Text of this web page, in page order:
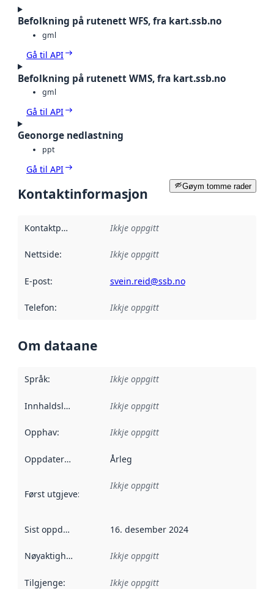
Befolkning på rutenett WFS, fra kart.ssb.no
gml
Gå til API
Befolkning på rutenett WMS, fra kart.ssb.no
gml
Gå til API
Geonorge nedlastning
ppt
Gå til API
Gøym tomme rader
Kontaktinformasjon
Kontaktpunkt Ikkje oppgitt
Nettside: Ikkje oppgitt
E-post: svein.reid@ssb.no
Telefon: Ikkje oppgitt
Om dataane
Språk: Ikkje oppgitt
Innhaldsleverandørar :
Ikkje oppgitt
Opphav: Ikkje oppgitt
Oppdateringsfrekvens :
Årleg
Først utgjeve: Denne datoen seier når dataa i dette
Ikkje oppgitt
Sist oppdatert 16. desember 2024
Nøyaktigheit Ikkje oppgitt
Tilgjenge: Ikkje oppgitt